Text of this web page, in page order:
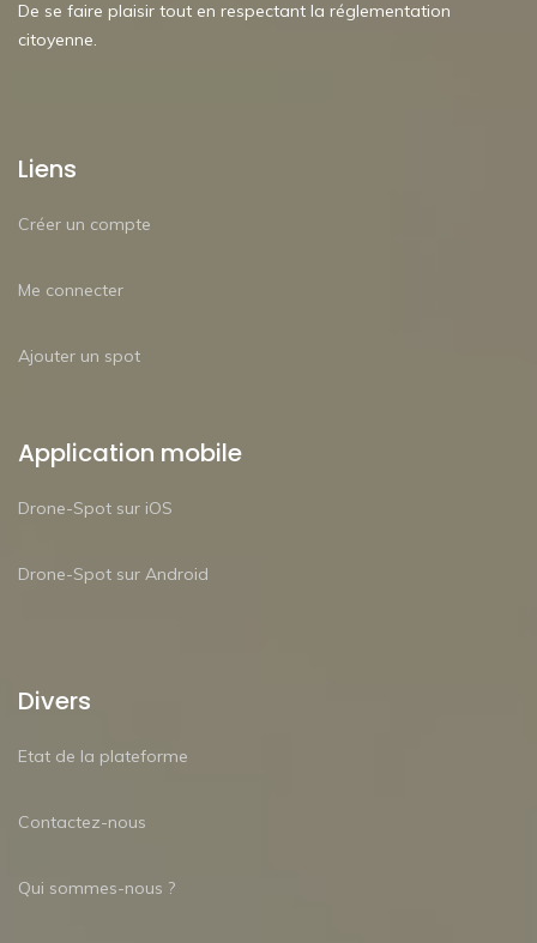
De se faire plaisir tout en respectant la réglementation
citoyenne.
Liens
Créer un compte
Me connecter
Ajouter un spot
Application mobile
Drone-Spot sur iOS
Drone-Spot sur Android
Divers
Etat de la plateforme
Contactez-nous
Qui sommes-nous ?